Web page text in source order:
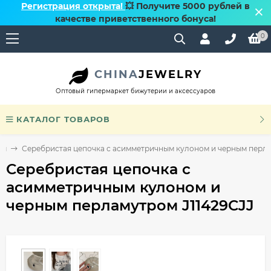
Регистрация открыта! 💥 Получите 5000 рублей в
качестве приветственного бонуса!
0
CHINAJEWELRY
Оптовый гипермаркет бижутерии и аксессуаров
КАТАЛОГ ТОВАРОВ
Серебристая цепочка с асимметричным кулоном и черным
Серебристая цепочка с
асимметричным кулоном и
черным перламутром J11429CJJ